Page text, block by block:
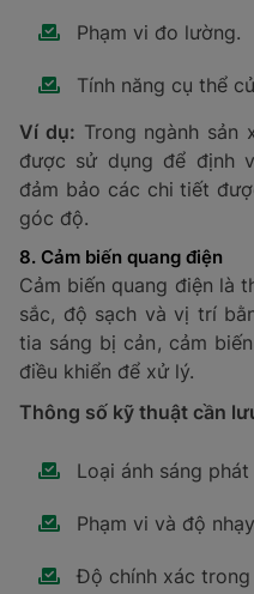
Cảm biến áp suất được
diện tích nhất định
khí. Sau khi thu thập
đến thiết bị điều khiển để
Thông số kỹ thuật cần
Áp suất làm việc
Độ chính xác trong
sử dụng.
Ví dụ:Cảm biến áp suất
nén khí, hoặc kiểm tra